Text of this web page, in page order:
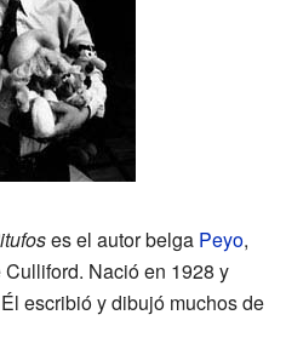
es el autor belga Peyo,
Nació en 1928 y
escribió y dibujó muchos de